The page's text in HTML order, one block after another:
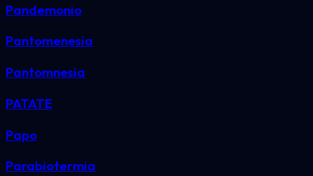
Pandemonio
Pantomenesia
Pantomnesia
PATATE
Papo
Parabiotermia